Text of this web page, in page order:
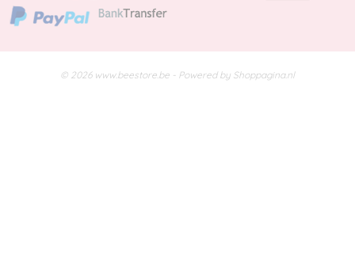
© 2026 www.beestore.be - Powered by Shoppagina.nl